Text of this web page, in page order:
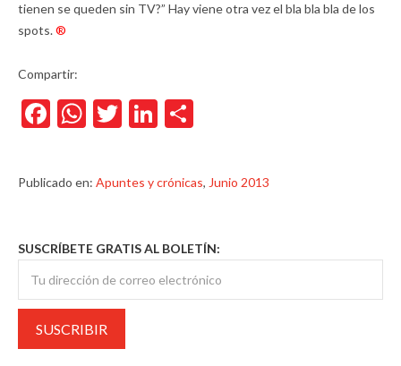
tienen se queden sin TV?” Hay viene otra vez el bla bla bla de los
spots.®
Compartir:
Facebook
WhatsApp
TwitterLinkedIn
Publicado en: Apuntes y crónicas, Junio 2013
SUSCRÍBETE GRATIS AL BOLETÍN: